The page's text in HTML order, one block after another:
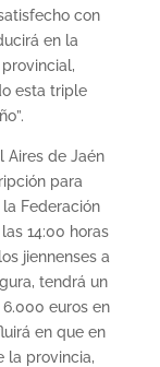
con
en la
esta triple
Aires de Jaén
para
Federación
14:00 horas
jiennenses a
tendrá un
euros en
en que en
la provincia,